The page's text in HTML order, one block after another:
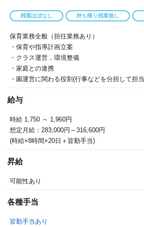
残業ほぼなし 持ち帰り残業無し
保育業務全般（担任業務あり）
・保育や指導計画立案
・クラス運営，環境整備
・家庭との連携
・園運営に関わる役割(行事などを分担して担
給与
時給 1,750 ～ 1,960円
想定月給：283,000円～316,600円
(時給×8時間×20日＋皆勤手当)
昇給
可能性あり
各種手当
皆勤手当あり